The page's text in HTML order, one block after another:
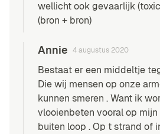
wellicht ook gevaarlijk
(bron + bron)
Annie 4 augustus 2020
Bestaat er een middeltje
Die wij mensen op onze
kunnen smeren . Want ik
vlooienbeten vooral op mijn
buiten loop . Op t strand of